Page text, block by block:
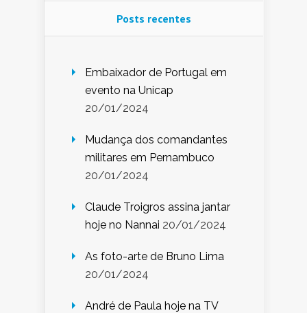
Posts recentes
Embaixador de Portugal em
evento na Unicap
20/01/2024
Mudança dos comandantes
militares em Pernambuco
20/01/2024
Claude Troigros assina jantar
hoje no Nannai 20/01/2024
As foto-arte de Bruno Lima
20/01/2024
André de Paula hoje na TV